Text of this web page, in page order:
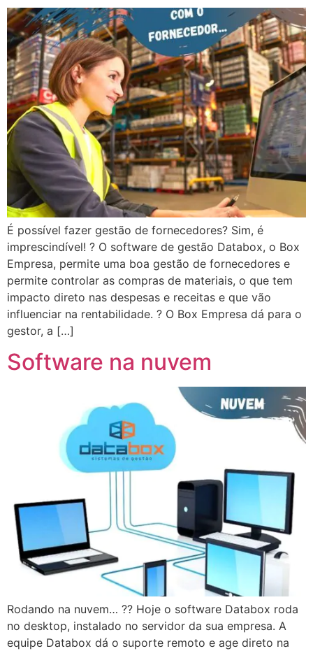
É possível fazer gestão de fornecedores? Sim, é
imprescindível! ? O software de gestão Databox, o Box
Empresa, permite uma boa gestão de fornecedores e
permite controlar as compras de materiais, o que tem
impacto direto nas despesas e receitas e que vão
influenciar na rentabilidade. ? O Box Empresa dá para o
gestor, a […]
Software na nuvem
Rodando na nuvem… ?? Hoje o software Databox roda
no desktop, instalado no servidor da sua empresa. A
equipe Databox dá o suporte remoto e age direto na